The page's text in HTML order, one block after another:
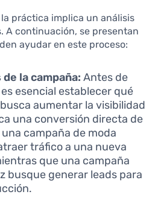
práctica implica un análisis
A continuación, se presentan
ayudar en este proceso:
la campaña: Antes de
esencial establecer qué
aumentar la visibilidad
una conversión directa de
campaña de moda
tráfico a una nueva
que una campaña
busque generar leads para